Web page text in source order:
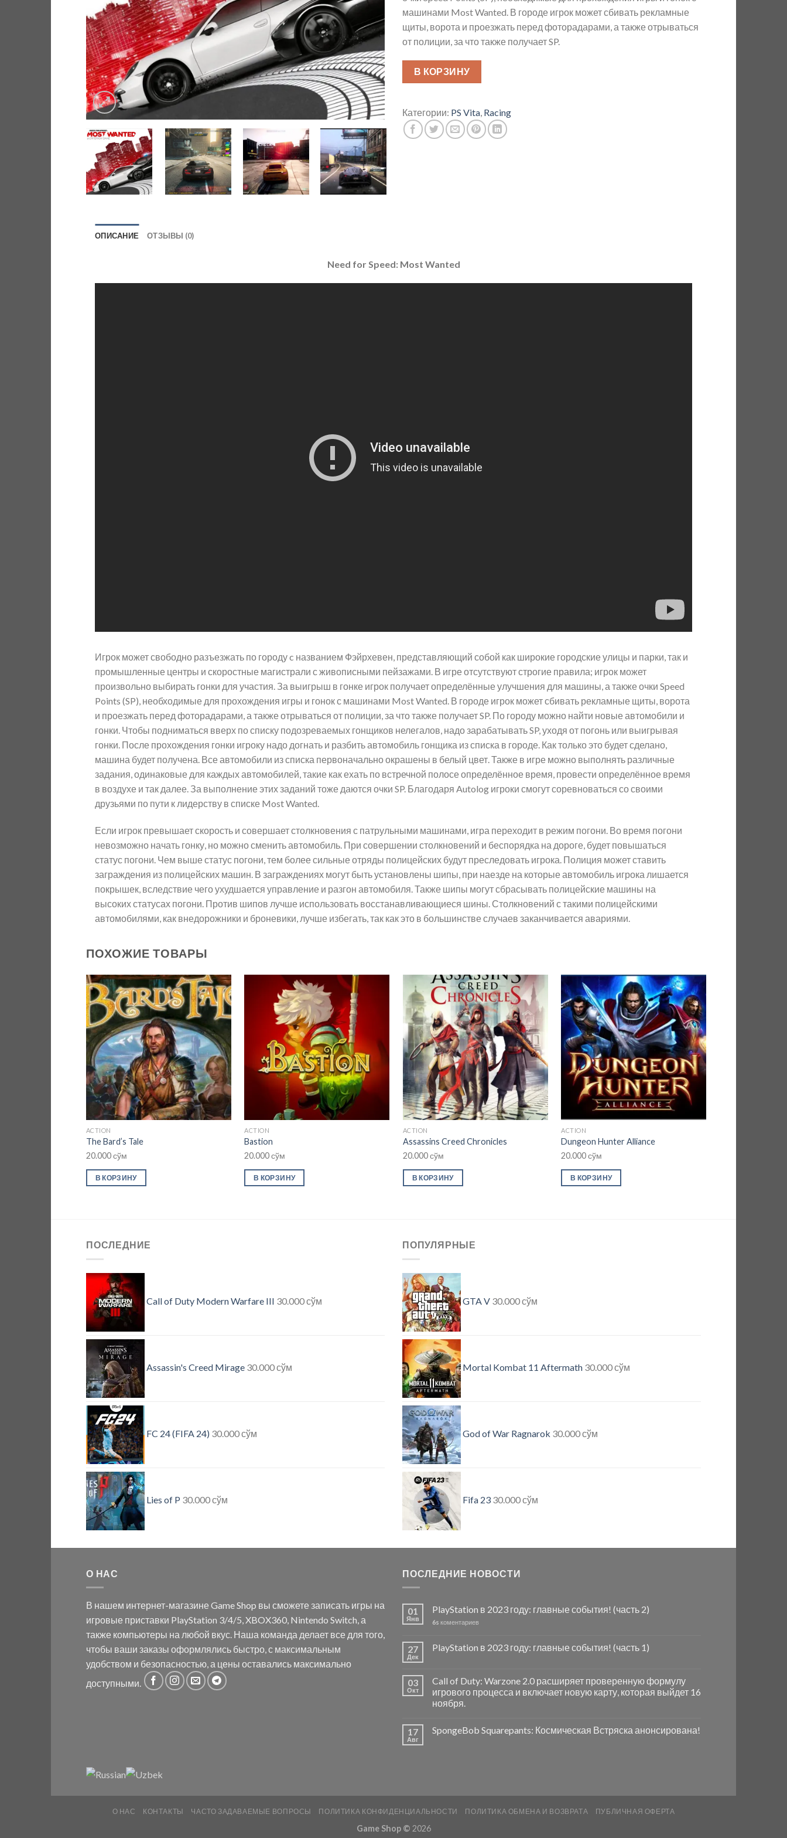
машинами Most Wanted. В городе игрок может сбивать рекламные
щиты, ворота и проезжать перед фоторадарами, а также отрываться
от полиции, за что также получает SP.
В КОРЗИНУ
Категории: PS Vita Racing
ОПИСАНИЕ ОТЗЫВЫ (0)
Need for Speed: Most Wanted
Игрок может свободно разъезжать по городу c названием Фэйрхевен, представляющий собой как широкие городские улицы и парки, так и
промышленные центры и скоростные магистрали с живописными пейзажами. В игре отсутствуют строгие правила; игрок может
произвольно выбирать гонки для участия. За выигрыш в гонке игрок получает определённые улучшения для машины, а также очки Speed
Points (SP), необходимые для прохождения игры и гонок с машинами Most Wanted. В городе игрок может сбивать рекламные щиты, ворота
и проезжать перед фоторадарами, а также отрываться от полиции, за что также получает SP. По городу можно найти новые автомобили и
гонки. Чтобы подниматься вверх по списку подозреваемых гонщиков нелегалов, надо зарабатывать SP, уходя от погонь или выигрывая
гонки. После прохождения гонки игроку надо догнать и разбить автомобиль гонщика из списка в городе. Как только это будет сделано,
машина будет получена. Все автомобили из списка первоначально окрашены в белый цвет. Также в игре можно выполнять различные
задания, одинаковые для каждых автомобилей, такие как ехать по встречной полосе определённое время, провести определённое время
в воздухе и так далее. За выполнение этих заданий тоже даются очки SP. Благодаря Autolog игроки смогут соревноваться со своими
друзьями по пути к лидерству в списке Most Wanted.
Если игрок превышает скорость и совершает столкновения с патрульными машинами, игра переходит в режим погони. Во время погони
невозможно начать гонку, но можно сменить автомобиль. При совершении столкновений и беспорядка на дороге, будет повышаться
статус погони. Чем выше статус погони, тем более сильные отряды полицейских будут преследовать игрока. Полиция может ставить
заграждения из полицейских машин. В заграждениях могут быть установлены шипы, при наезде на которые автомобиль игрока лишается
покрышек, вследствие чего ухудшается управление и разгон автомобиля. Также шипы могут сбрасывать полицейские машины на
высоких статусах погони. Против шипов лучше использовать восстанавливающиеся шины. Столкновений с такими полицейскими
автомобилями, как внедорожники и броневики, лучше избегать, так как это в большинстве случаев заканчивается авариями.
ПОХОЖИЕ ТОВАРЫ
Add to
wishlist
ACTION
The Bard’s Tale
20.000сўм
В КОРЗИНУ
wishlist
ACTION
Bastion
20.000сўм
В КОРЗИНУ
Add to
wishlist
ACTION
Assassins Creed Chronicles
20.000сўм
В КОРЗИНУ
Add to
wishlist
ACTION
Dungeon Hunter Alliance
20.000сўм
В КОРЗИНУ
ПОСЛЕДНИЕ
Call of Duty Modern Warfare III 30.000сўм
Assassin's Creed Mirage 30.000сўм
FC 24 (FIFA 24) 30.000сўм
Lies of P 30.000сўм
ПОПУЛЯРНЫЕ
GTA V 30.000сўм
Mortal Kombat 11 Aftermath 30.000сўм
God of War Ragnarok 30.000сўм
Fifa 23 30.000сўм
О НАС
В нашем интернет-магазине Game Shop вы сможете записать игры на
игровые приставки PlayStation 3/4/5, XBOX360, Nintendo Switch, а
также компьютеры на любой вкус. Наша команда делает все для того,
чтобы ваши заказы оформлялись быстро, с максимальным
удобством и безопасностью, а цены оставались максимально
доступными.
ПОСЛЕДНИЕ НОВОСТИ
01
Янв
PlayStation в 2023 году: главные события! (часть 2)
6s коментариев
27
Дек
PlayStation в 2023 году: главные события! (часть 1)
03
Окт
Call of Duty: Warzone 2.0 расширяет проверенную формулу
игрового процесса и включает новую карту, которая выйдет 16
ноября.
17
Авг
SpongeBob Squarepants: Космическая Встряска анонсирована!
О НАС КОНТАКТЫ ЧАСТО ЗАДАВАЕМЫЕ ВОПРОСЫ ПОЛИТИКА КОНФИДЕНЦИАЛЬНОСТИ ПОЛИТИКА ОБМЕНА И ВОЗВРАТА ПУБЛИЧНАЯ ОФЕРТА
Game Shop © 2026